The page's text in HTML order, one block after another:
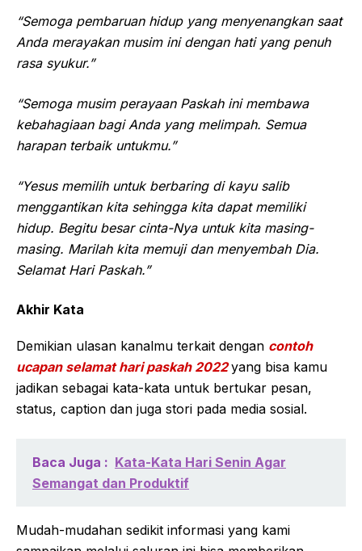
“Semoga pembaruan hidup yang menyenangkan saat
Anda merayakan musim ini dengan hati yang penuh
rasa syukur.”
“Semoga musim perayaan Paskah ini membawa
kebahagiaan bagi Anda yang melimpah. Semua
harapan terbaik untukmu.”
“Yesus memilih untuk berbaring di kayu salib
menggantikan kita sehingga kita dapat memiliki
hidup. Begitu besar cinta-Nya untuk kita masing-
masing. Marilah kita memuji dan menyembah Dia.
Selamat Hari Paskah.”
Akhir Kata
Demikian ulasan kanalmu terkait dengan contoh
ucapan selamat hari paskah 2022yang bisa kamu
jadikan sebagai kata-kata untuk bertukar pesan,
status, caption dan juga stori pada media sosial.
Baca Juga : Kata-Kata Hari Senin Agar
Semangat dan Produktif
Mudah-mudahan sedikit informasi yang kami